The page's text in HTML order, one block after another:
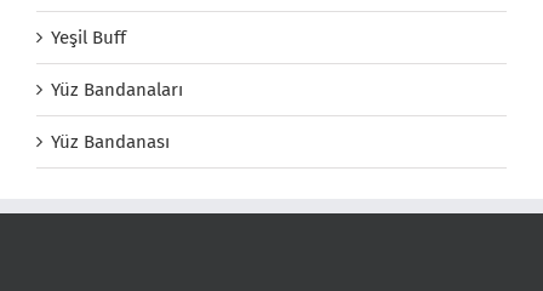
Yeşil Buff
Yüz Bandanaları
Yüz Bandanası